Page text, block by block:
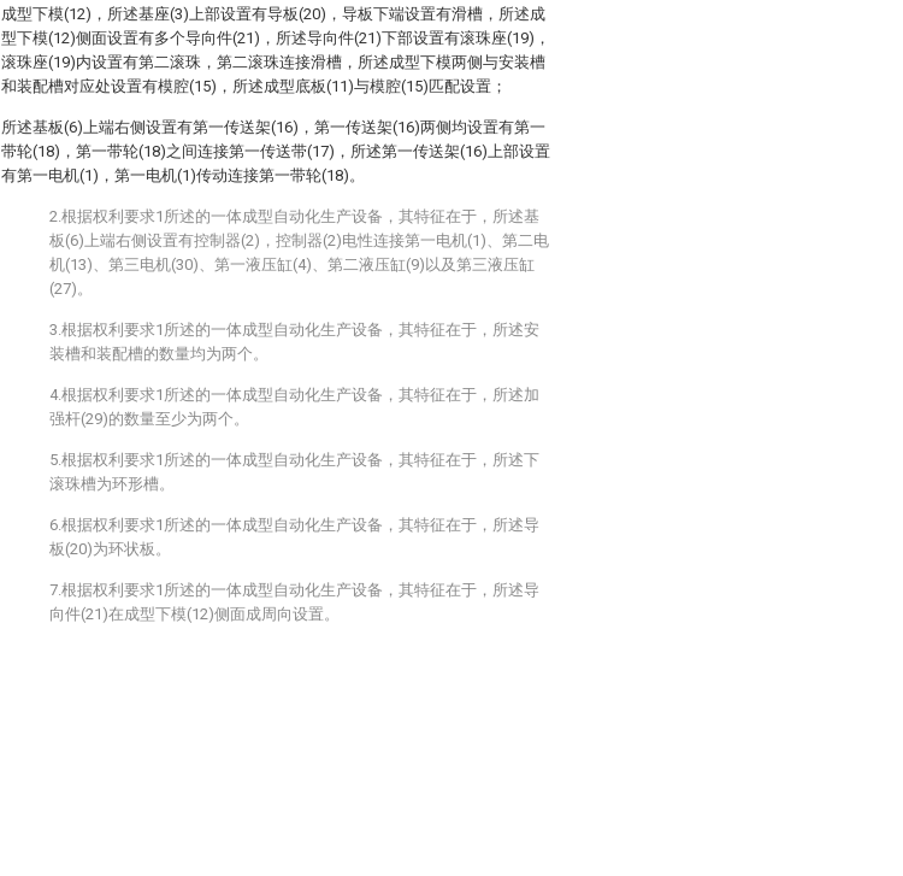
成型下模(12)，所述基座(3)上部设置有导板(20)，导板下端设置有滑槽，所述成
型下模(12)侧面设置有多个导向件(21)，所述导向件(21)下部设置有滚珠座(19)，
滚珠座(19)内设置有第二滚珠，第二滚珠连接滑槽，所述成型下模两侧与安装槽
和装配槽对应处设置有模腔(15)，所述成型底板(11)与模腔(15)匹配设置；
所述基板(6)上端右侧设置有第一传送架(16)，第一传送架(16)两侧均设置有第一
带轮(18)，第一带轮(18)之间连接第一传送带(17)，所述第一传送架(16)上部设置
有第一电机(1)，第一电机(1)传动连接第一带轮(18)。
2.根据权利要求1所述的一体成型自动化生产设备，其特征在于，所述基
板(6)上端右侧设置有控制器(2)，控制器(2)电性连接第一电机(1)、第二电
机(13)、第三电机(30)、第一液压缸(4)、第二液压缸(9)以及第三液压缸
(27)。
3.根据权利要求1所述的一体成型自动化生产设备，其特征在于，所述安
装槽和装配槽的数量均为两个。
4.根据权利要求1所述的一体成型自动化生产设备，其特征在于，所述加
强杆(29)的数量至少为两个。
5.根据权利要求1所述的一体成型自动化生产设备，其特征在于，所述下
滚珠槽为环形槽。
6.根据权利要求1所述的一体成型自动化生产设备，其特征在于，所述导
板(20)为环状板。
7.根据权利要求1所述的一体成型自动化生产设备，其特征在于，所述导
向件(21)在成型下模(12)侧面成周向设置。